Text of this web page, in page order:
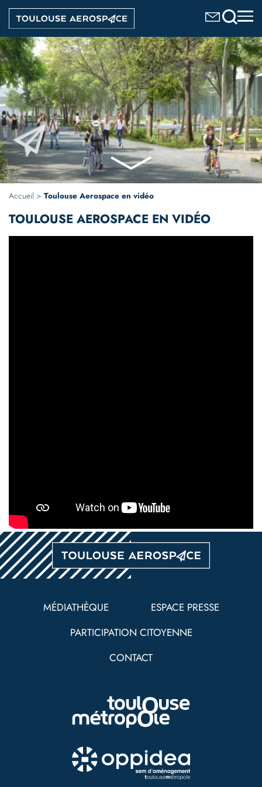
Aller
au
contenu
principal
Image
Accueil Toulouse Aerospace en vidéo
TOULOUSE AEROSPACE EN VIDÉO
MÉDIATHÈQUE
ESPACE PRESSE
PARTICIPATION CITOYENNE
CONTACT